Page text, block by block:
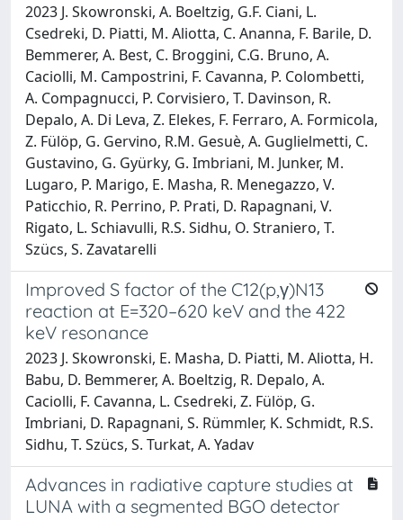
2023 J. Skowronski, A. Boeltzig, G.F. Ciani, L.
Csedreki, D. Piatti, M. Aliotta, C. Ananna, F. Barile, D.
Bemmerer, A. Best, C. Broggini, C.G. Bruno, A.
Caciolli, M. Campostrini, F. Cavanna, P. Colombetti,
A. Compagnucci, P. Corvisiero, T. Davinson, R.
Depalo, A. Di Leva, Z. Elekes, F. Ferraro, A. Formicola,
Z. Fülöp, G. Gervino, R.M. Gesuè, A. Guglielmetti, C.
Gustavino, G. Gyürky, G. Imbriani, M. Junker, M.
Lugaro, P. Marigo, E. Masha, R. Menegazzo, V.
Paticchio, R. Perrino, P. Prati, D. Rapagnani, V.
Rigato, L. Schiavulli, R.S. Sidhu, O. Straniero, T.
Szücs, S. Zavatarelli
Improved S factor of the C12(p,γ)N13
reaction at E=320–620 keV and the 422
keV resonance
2023 J. Skowronski, E. Masha, D. Piatti, M. Aliotta, H.
Babu, D. Bemmerer, A. Boeltzig, R. Depalo, A.
Caciolli, F. Cavanna, L. Csedreki, Z. Fülöp, G.
Imbriani, D. Rapagnani, S. Rümmler, K. Schmidt, R.S.
Sidhu, T. Szücs, S. Turkat, A. Yadav
Advances in radiative capture studies at
LUNA with a segmented BGO detector